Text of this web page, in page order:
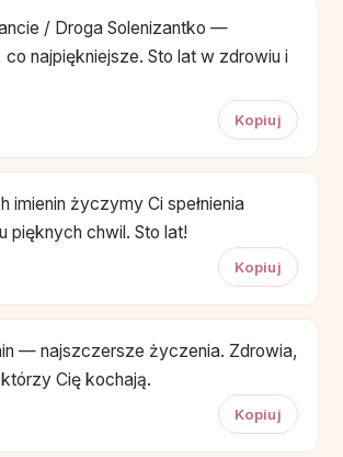
/ Droga Solenizantko —
najpiękniejsze. Sto lat w zdrowiu i
Kopiuj
imienin życzymy Ci spełnienia
pięknych chwil. Sto lat!
Kopiuj
— najszczersze życzenia. Zdrowia,
Cię kochają.
Kopiuj